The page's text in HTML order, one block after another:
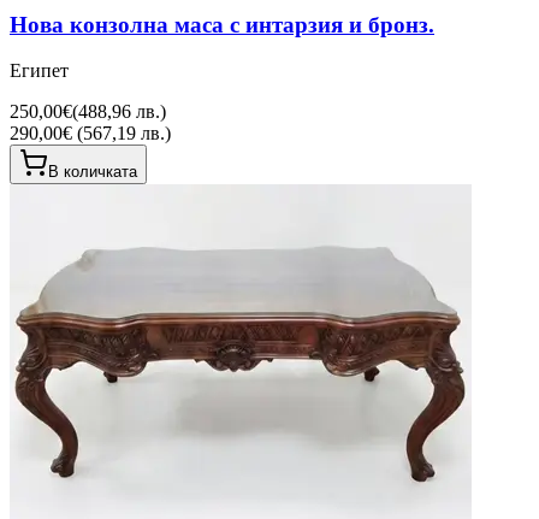
Нова конзолна маса с интарзия и бронз.
Египет
250,00€(488,96 лв.)
290,00€ (567,19 лв.)
В количката